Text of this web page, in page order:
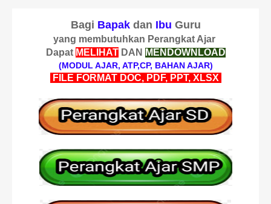
Bagi Bapakdan Ibu Guru
yang membutuhkan Perangkat Ajar
Dapat MELIHATDAN MENDOWNLOAD
(MODUL AJAR, ATP,CP, BAHAN AJAR)
FILE FORMAT DOC, PDF, PPT, XLSX